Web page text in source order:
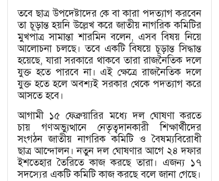
তবে ছাত্র উপদেষ্টাদের কে বা কারা পদত্যাগ করবেন
তা চূড়ান্ত হয়নি উল্লেখ করে জাতীয় নাগরিক কমিটির
মুখপাত্র সামান্তা শারমিন বলেন, এসব বিষয় নিয়ে
আলোচনা চলছে। তবে একটি বিষয়ে চূড়ান্ত সিদ্ধান্ত
হয়েছে, যারা সরকারে থাকবে তারা রাজনৈতিক দলে
যুক্ত হতে পারবে না। এই ক্ষেত্রে রাজনৈতিক দলে
যুক্ত হতে হলে অবশ্যই সরকার থেকে পদত্যাগ করে
আসতে হবে।
আগামী ১৫ ফেব্রুয়ারির মধ্যে দল ঘোষণা করতে
চায় গণঅভ্যুত্থানে নেতৃত্বদানকারী শিক্ষার্থীদের
সংগঠন জাতীয় নাগরিক কমিটি ও বৈষম্যবিরোধী
ছাত্র আন্দোলন। নতুন দল ঘোষণার আগে ২৪ দফার
ইশতেহার তৈরিতে কাজ করছে তারা। এজন্য ১৭
সদস্যের একটি কমিটি কাজ করছে বলে জানা গেছে।